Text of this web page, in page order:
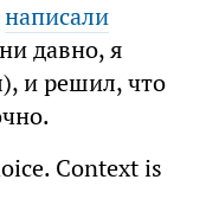
написали
давно, я
и решил, что
Context is